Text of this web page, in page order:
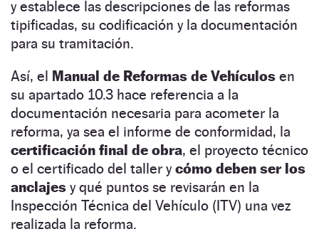
y establece las descripciones de las reformas
tipificadas, su codificación y la documentación
para su tramitación.
Así, el Manual de Reformas de Vehículos en
su apartado 10.3 hace referencia a la
documentación necesaria para acometer la
reforma, ya sea el informe de conformidad, la
certificación final de obra, el proyecto técnico
o el certificado del taller ycómo deben ser los
anclajes y qué puntos se revisarán en la
Inspección Técnica del Vehículo (ITV) una vez
realizada la reforma.